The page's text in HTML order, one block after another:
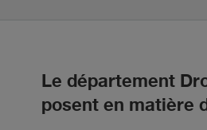
Le département
posent en matière